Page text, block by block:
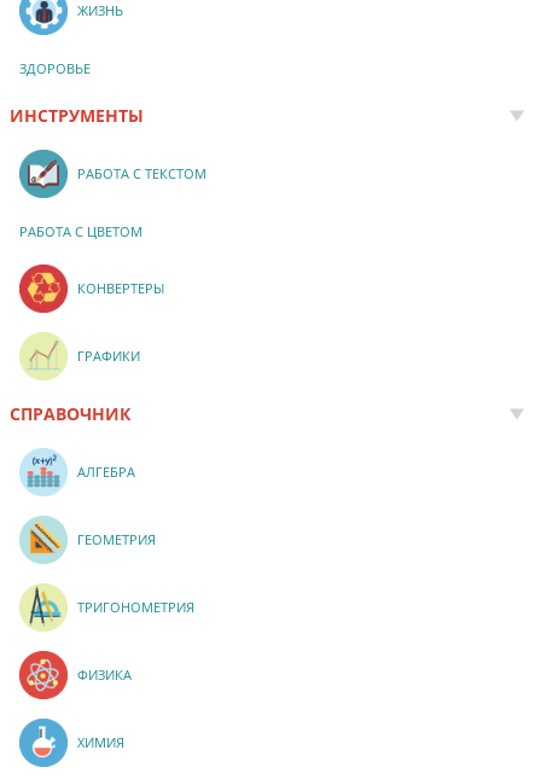
ЖИЗНЬ
ЗДОРОВЬЕ
ИНСТРУМЕНТЫ
РАБОТА С ТЕКСТОМ
РАБОТА С ЦВЕТОМ
КОНВЕРТЕРЫ
ГРАФИКИ
СПРАВОЧНИК
АЛГЕБРА
ГЕОМЕТРИЯ
ТРИГОНОМЕТРИЯ
ФИЗИКА
ХИМИЯ